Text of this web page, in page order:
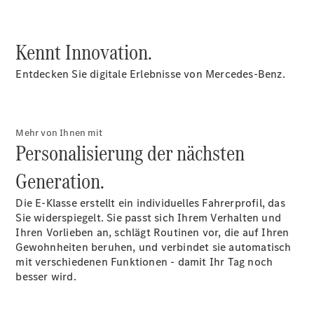
Alle
Limousinen
CLA
Elektrisch
C-Klasse
Limousine
EQE
Limousine
Limousine
Elektrisch
E-Klasse
Limousine
S-Klasse
S-Klasse
Lang
Kennt Innovation.
Entdecken Sie digitale Erlebnisse von Mercedes-Benz.
Mehr von Ihnen mit
Personalisierung der nächsten
Generation.
Die E-Klasse erstellt ein individuelles Fahrerprofil, das
Sie widerspiegelt. Sie passt sich Ihrem Verhalten und
Ihren Vorlieben an, schlägt Routinen vor, die auf Ihren
Gewohnheiten beruhen, und verbindet sie automatisch
mit verschiedenen Funktionen - damit Ihr Tag noch
besser wird.